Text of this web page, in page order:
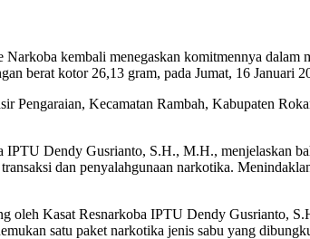
kembali menegaskan komitmennya
berat kotor 26,13 gram, pada Jumat, 16 Januari
Pengaraian, Kecamatan Rambah, Kabupaten
Dendy Gusrianto, S.H., M.H., menjelaskan
dan penyalahgunaan narkotika.
oleh Kasat Resnarkoba IPTU Dendy Gusrianto,
satu paket narkotika jenis sabu yang